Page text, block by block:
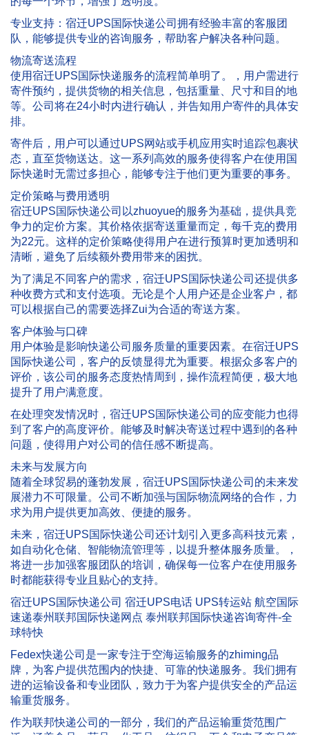
专业支持：宿迁UPS国际快递公司拥有经验丰富的客服团
队，能够提供专业的咨询服务，帮助客户解决各种问题。
物流寄送流程
使用宿迁UPS国际快递服务的流程简单明了。，用户需进行
寄件预约，提供货物的相关信息，包括重量、尺寸和目的地
等。公司将在24小时内进行确认，并告知用户寄件的具体安
排。
寄件后，用户可以通过UPS网站或手机应用实时追踪包裹状
态，直至货物送达。这一系列高效的服务使得客户在使用国
际快递时无需过多担心，能够专注于他们更为重要的事务。
定价策略与费用透明
宿迁UPS国际快递公司以zhuoyue的服务为基础，提供具竞
争力的定价方案。其价格依据寄送重量而定，每千克的费用
为22元。这样的定价策略使得用户在进行预算时更加透明和
清晰，避免了后续额外费用带来的困扰。
为了满足不同客户的需求，宿迁UPS国际快递公司还提供多
种收费方式和支付选项。无论是个人用户还是企业客户，都
可以根据自己的需要选择Zui为合适的寄送方案。
客户体验与口碑
用户体验是影响快递公司服务质量的重要因素。在宿迁UPS
国际快递公司，客户的反馈显得尤为重要。根据众多客户的
评价，该公司的服务态度热情周到，操作流程简便，极大地
提升了用户满意度。
在处理突发情况时，宿迁UPS国际快递公司的应变能力也得
到了客户的高度评价。能够及时解决寄送过程中遇到的各种
问题，使得用户对公司的信任感不断提高。
未来与发展方向
随着全球贸易的蓬勃发展，宿迁UPS国际快递公司的未来发
展潜力不可限量。公司不断加强与国际物流网络的合作，力
求为用户提供更加高效、便捷的服务。
未来，宿迁UPS国际快递公司还计划引入更多高科技元素，
如自动化仓储、智能物流管理等，以提升整体服务质量。，
将进一步加强客服团队的培训，确保每一位客户在使用服务
时都能获得专业且贴心的支持。
宿迁UPS国际快递公司 宿迁UPS电话 UPS转运站 航空国际
速递泰州联邦国际快递网点 泰州联邦国际快递咨询寄件-全
球特快
Fedex快递公司是一家专注于空海运输服务的zhiming品
牌，为客户提供范围内的快捷、可靠的快递服务。我们拥有
进的运输设备和专业团队，致力于为客户提供安全的产品运
输重货服务。
作为联邦快递公司的一部分，我们的产品运输重货范围广